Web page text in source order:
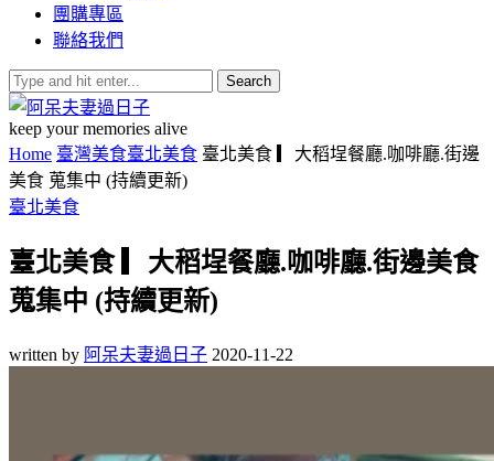
團購專區
聯絡我們
Search
keep your memories alive
Home 臺灣美食臺北美食 臺北美食 ▎大稻埕餐廳.咖啡廳.街邊
美食 蒐集中 (持續更新)
臺北美食
臺北美食 ▎大稻埕餐廳.咖啡廳.街邊美食
蒐集中 (持續更新)
written by 阿呆夫妻過日子 2020-11-22